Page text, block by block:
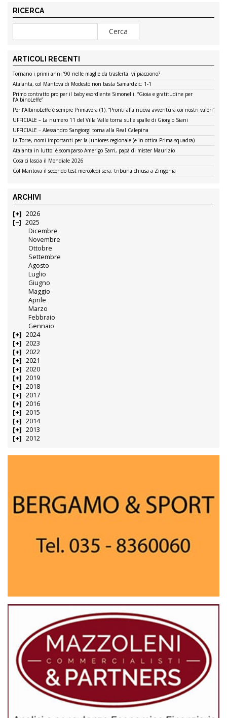
RICERCA
ARTICOLI RECENTI
Tornano i primi anni ’90 nelle maglie da trasferta: vi piacciono?
Atalanta, col Mantova di Modesto non basta Samardzic: 1-1
Primo contratto pro per il baby esordiente Simonelli: “Gioia e gratitudine per
l’AlbinoLeffe”
Per l’AlbinoLeffe è sempre Primavera (1): “Pronti alla nuova avventura coi nostri valori”
UFFICIALE – La numero 11 del Villa Valle torna sulle spalle di Giorgio Siani
UFFICIALE – Alessandro Sangiorgi torna alla Real Calepina
La Torre, nomi importanti per la Juniores regionale (e in ottica Prima squadra)
Atalanta in lutto: è scomparso Amerigo Sarri, papà di mister Maurizio
Cosa ci lascia il Mondiale 2026
Col Mantova il secondo test mercoledì sera: tribuna chiusa a Zingonia
ARCHIVI
2026
2025
Dicembre
Novembre
Ottobre
Settembre
Agosto
Luglio
Giugno
Maggio
Aprile
Marzo
Febbraio
Gennaio
2024
2023
2022
2021
2020
2019
2018
2017
2016
2015
2014
2013
2012